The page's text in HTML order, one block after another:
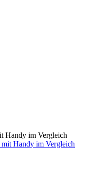
Handy im Vergleich